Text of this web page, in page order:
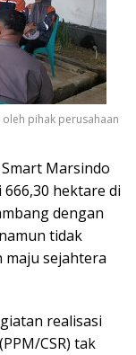
pihak perusahaan
Marsindo
hektare di
dengan
tidak
maju sejahtera
realisasi
CSR) tak